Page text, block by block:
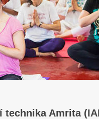
technika Amrita